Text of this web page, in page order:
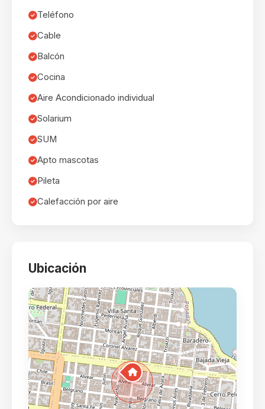
Teléfono
Cable
Balcón
Cocina
Aire Acondicionado individual
Solarium
SUM
Apto mascotas
Pileta
Calefacción por aire
Ubicación